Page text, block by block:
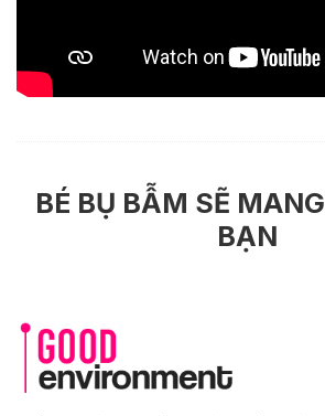
BÉ BỤ BẪM SẼ
BẠN